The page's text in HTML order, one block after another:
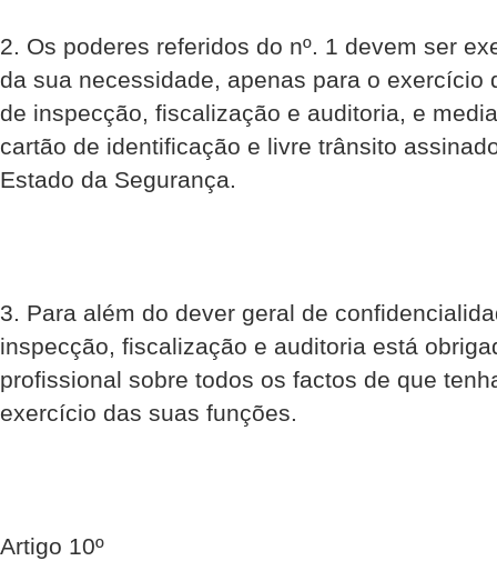
2. Os poderes referidos do nº. 1 devem ser
da sua necessidade, apenas para o exercício
de inspecção, fiscalização e auditoria, e
cartão de identificação e livre trânsito
Estado da Segurança.
3. Para além do dever geral de
inspecção, fiscalização e auditoria está
profissional sobre todos os factos de que
exercício das suas funções.
Artigo 10º